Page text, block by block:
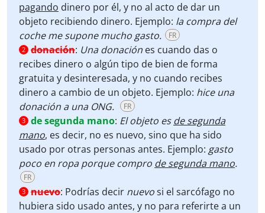
pagando dinero por él, y no al acto de dar un
objeto recibiendo dinero. Ejemplo: la compra del
coche me supone mucho gasto.
FR
2 donación: Una donación es cuando das o
recibes dinero o algún tipo de bien de forma
gratuita y desinteresada, y no cuando recibes
dinero a cambio de un objeto. Ejemplo: hice una
donación a una ONG.
FR
3 de segunda mano: El objeto esde segunda
mano, es decir, no es nuevo, sino que ha sido
usado por otras personas antes. Ejemplo: gasto
poco en ropa porque compro de segunda mano.
FR
3 nuevo: Podrías decir nuevosi el sarcófago no
hubiera sido usado antes, y no para referirte a un